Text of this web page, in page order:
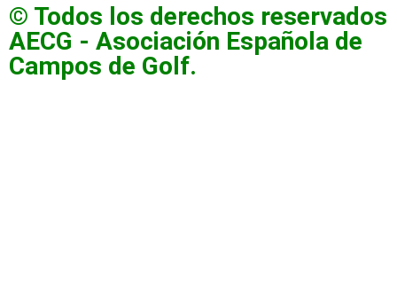
© Todos los derechos reservados
AECG - Asociación Española de
Campos de Golf.